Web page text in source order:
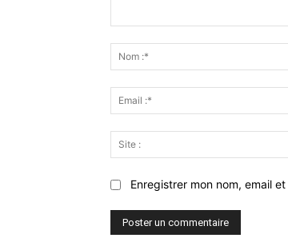
Enregistrer mon nom, email